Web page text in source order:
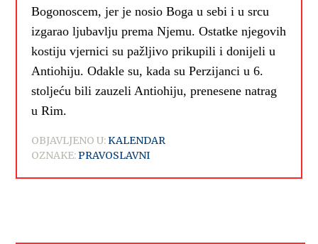
Bogonoscem, jer je nosio Boga u sebi i u srcu
izgarao ljubavlju prema Njemu. Ostatke njegovih
kostiju vjernici su pažljivo prikupili i donijeli u
Antiohiju. Odakle su, kada su Perzijanci u 6.
stoljeću bili zauzeli Antiohiju, prenesene natrag
u Rim.
OBJAVLJENO U:KALENDAR
OZNAKE:PRAVOSLAVNI